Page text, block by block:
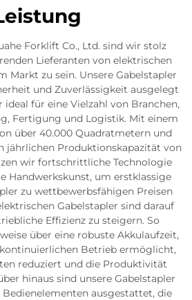
Forklift Co., Ltd. sind wir stolz
Lieferanten von elektrischen
Markt zu sein. Unsere Gabelstapler
und Zuverlässigkeit ausgelegt
ideal für eine Vielzahl von Branchen,
Fertigung und Logistik. Mit einem
über 40.000 Quadratmetern und
jährlichen Produktionskapazität von
wir fortschrittliche Technologie
Handwerkskunst, um erstklassige
zu wettbewerbsfähigen Preisen
Gabelstapler sind darauf
Effizienz zu steigern. So
über eine robuste Akkulaufzeit,
Betrieb ermöglicht,
reduziert und die Produktivität
hinaus sind unsere Gabelstapler
ausgestattet, die